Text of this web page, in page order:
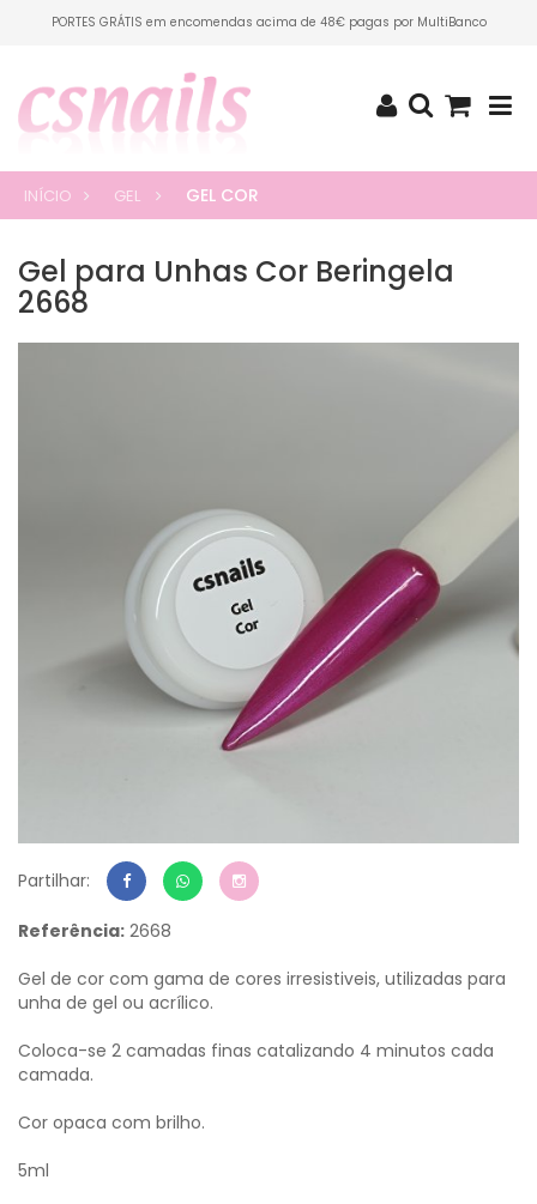
PORTES GRÁTIS em encomendas acima de 48€ pagas por MultiBanco
INÍCIO GEL GEL COR
Gel para Unhas Cor Beringela
2668
Partilhar:
Referência: 2668
Gel de cor com gama de cores irresistiveis, utilizadas para
unha de gel ou acrílico.
Coloca-se 2 camadas finas catalizando 4 minutos cada
camada.
Cor opaca com brilho.
5ml